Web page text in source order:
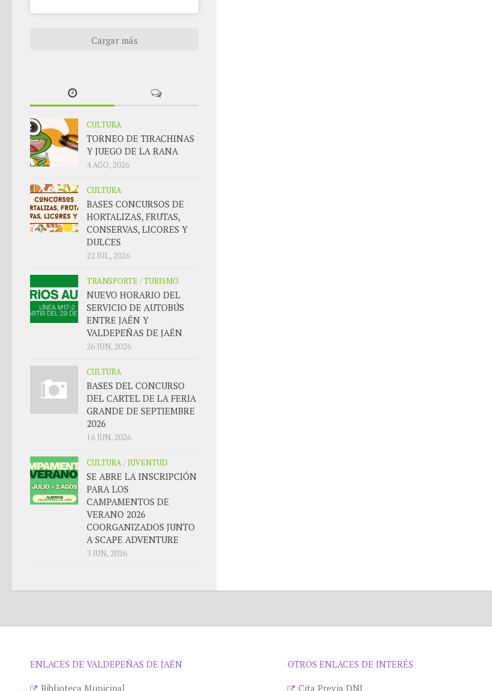
Cargar más
CULTURA
TORNEO DE TIRACHINAS
Y JUEGO DE LA RANA
4 AGO, 2026
CULTURA
BASES CONCURSOS DE
HORTALIZAS, FRUTAS,
CONSERVAS, LICORES Y
DULCES
22 JUL, 2026
TRANSPORTE/TURISMO
NUEVO HORARIO DEL
SERVICIO DE AUTOBÚS
ENTRE JAÉN Y
VALDEPEÑAS DE JAÉN
26 JUN, 2026
CULTURA
BASES DEL CONCURSO
DEL CARTEL DE LA FERIA
GRANDE DE SEPTIEMBRE
2026
16 JUN, 2026
CULTURA/JUVENTUD
SE ABRE LA INSCRIPCIÓN
PARA LOS
CAMPAMENTOS DE
VERANO 2026
COORGANIZADOS JUNTO
A SCAPE ADVENTURE
3 JUN, 2026
ENLACES DE VALDEPEÑAS DE JAÉN
Biblioteca Municipal
OTROS ENLACES DE INTERÉS
Cita Previa DNI